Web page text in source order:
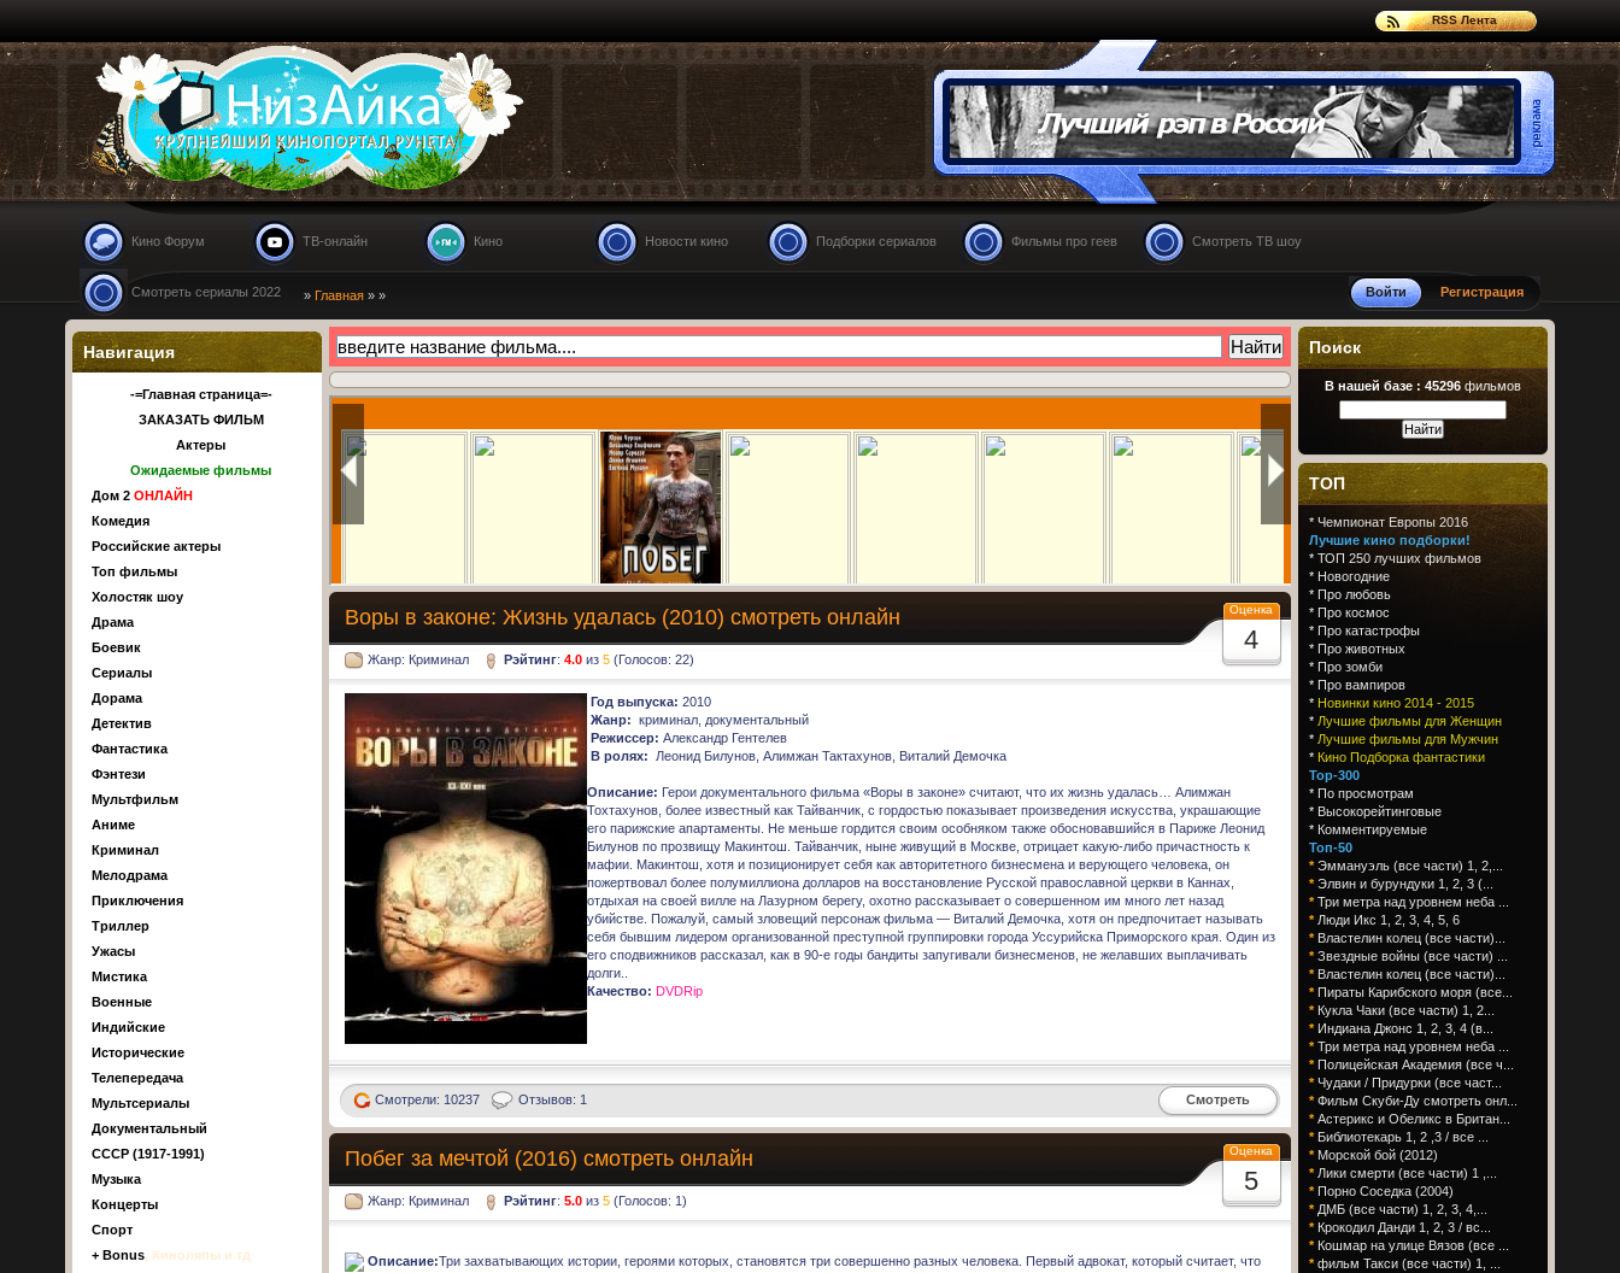
RSS Лента
Nizaika.ru
Кино Форум ТВ-онлайн Кино Новости кино Подборки сериалов Фильмы про геев Смотреть ТВ шоу
Смотреть сериалы 2022 Войти Регистрация
» Главная» »
Воры в законе: Жизнь удалась (2010) смотреть онлайн
Жанр: Криминал Рэйтинг: 4.0из 5(Голосов: 22)
Оценка
4
Год выпуска: 2010
Жанр: криминал, документальный
Режиссер: Александр Гентелев
В ролях:
Леонид Билунов, Алимжан Тактахунов, Виталий Демочка
Описание: Герои документального фильма «Воры в законе» считают, что их жизнь удалась… Алимжан
Тохтахунов, более известный как Тайванчик, с гордостью показывает произведения искусства, украшающие
его парижские апартаменты. Не меньше гордится своим особняком также обосновавшийся в Париже Леонид
Билунов по прозвищу Макинтош. Тайванчик, ныне живущий в Москве, отрицает какую-либо причастность к
мафии. Макинтош, хотя и позиционирует себя как авторитетного бизнесмена и верующего человека, он
пожертвовал более полумиллиона долларов на восстановление Русской православной церкви в Каннах,
отдыхая на своей вилле на Лазурном берегу, охотно рассказывает о совершенном им много лет назад
убийстве. Пожалуй, самый зловещий персонаж фильма — Виталий Демочка, хотя он предпочитает называть
себя бывшим лидером организованной преступной группировки города Уссурийска Приморского края. Один из
его сподвижников рассказал, как в 90-е годы бандиты запугивали бизнесменов, не желавших выплачивать
долги..
Качество: DVDRip
Смотреть
Смотрели: 10237 Отзывов: 1
Побег за мечтой (2016) смотреть онлайн
Жанр: Криминал Рэйтинг: 5.0из 5(Голосов: 1)
Оценка
5
Описание:Три захватывающих истории, героями которых, становятся три совершенно разных человека. Первый адвокат, который считает, что
Поиск
В нашей базе : 45296 фильмов
ТОП
*Чемпионат Европы 2016
Лучшие кино подборки!
*ТОП 250 лучших фильмов
* Новогодние
*Про любовь
*Про космос
*Про катастрофы
*Про животных
*Про зомби
*Про вампиров
* Новинки кино 2014 - 2015
* Лучшие фильмы для Женщин
* Лучшие фильмы для Мужчин
* Кино Подборка фантастики
Top-300
*По просмотрам
* Высокорейтинговые
* Комментируемые
Топ-50
* Эммануэль (все части) 1, 2,...
* Элвин и бурундуки 1, 2, 3 (...
* Три метра над уровнем неба ...
* Люди Икс 1, 2, 3, 4, 5, 6
* Властелин колец (все части)...
* Звездные войны (все части) ...
* Властелин колец (все части)...
* Пираты Карибского моря (все...
* Кукла Чаки (все части) 1, 2...
* Индиана Джонс 1, 2, 3, 4 (в...
* Три метра над уровнем неба ...
* Полицейская Академия (все ч...
* Чудаки / Придурки (все част...
* Фильм Скуби-Ду смотреть онл...
* Астерикс и Обеликс в Британ...
* Библиотекарь 1, 2 ,3 / все ...
* Морской бой (2012)
* Лики смерти (все части) 1 ,...
* Порно Соседка (2004)
* ДМБ (все части) 1, 2, 3, 4,...
* Крокодил Данди 1, 2, 3 / вс...
* Кошмар на улице Вязов (все ...
* фильм Такси (все части) 1, ...
Навигация
-=Главная страница=-
ЗАКАЗАТЬ ФИЛЬМ
Актеры
Ожидаемые фильмы
Дом 2 ОНЛАЙН
Комедия
Российские актеры
Топ фильмы
Холостяк шоу
Драма
Боевик
Сериалы
Дорама
Детектив
Фантастика
Фэнтези
Мультфильм
Аниме
Криминал
Мелодрама
Приключения
Триллер
Ужасы
Мистика
Военные
Индийские
Исторические
Телепередача
Мультсериалы
Документальный
СССР (1917-1991)
Музыка
Концерты
Спорт
+ Bonus, Киноляпы и тд